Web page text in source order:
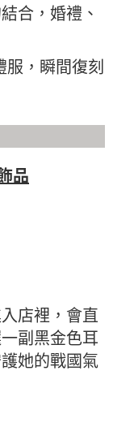
合，婚禮、
服，瞬間復刻
品
店裡，會直
副黑金色耳
她的戰國氣